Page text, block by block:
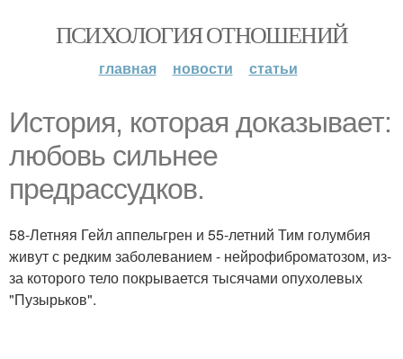
ПСИХОЛОГИЯ ОТНОШЕНИЙ
главная новости статьи
История, которая доказывает:
любовь сильнее
предрассудков.
58-Летняя Гейл аппельгрен и 55-летний Тим голумбия
живут с редким заболеванием - нейрофиброматозом, из-
за которого тело покрывается тысячами опухолевых
"Пузырьков".